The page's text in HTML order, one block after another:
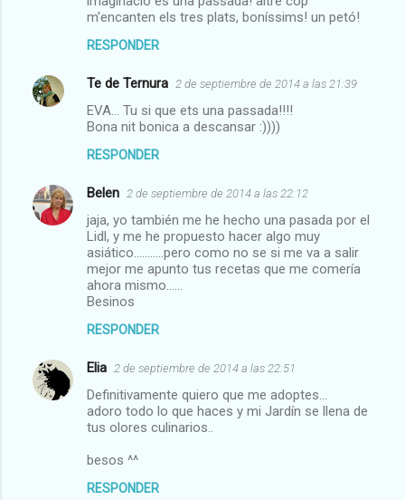
m'encanten els tres plats, boníssims! un petó!
RESPONDER
Te de Ternura 2 de septiembre de 2014 a las 21:39
EVA... Tu si que ets una passada!!!!
Bona nit bonica a descansar :))))
RESPONDER
Belen 2 de septiembre de 2014 a las 22:12
jaja, yo también me he hecho una pasada por el
Lidl, y me he propuesto hacer algo muy
asiático...........pero como no se si me va a salir
mejor me apunto tus recetas que me comería
ahora mismo......
Besinos
RESPONDER
Elia 2 de septiembre de 2014 a las 22:51
Definitivamente quiero que me adoptes...
adoro todo lo que haces y mi Jardín se llena de
tus olores culinarios..
besos ^^
RESPONDER